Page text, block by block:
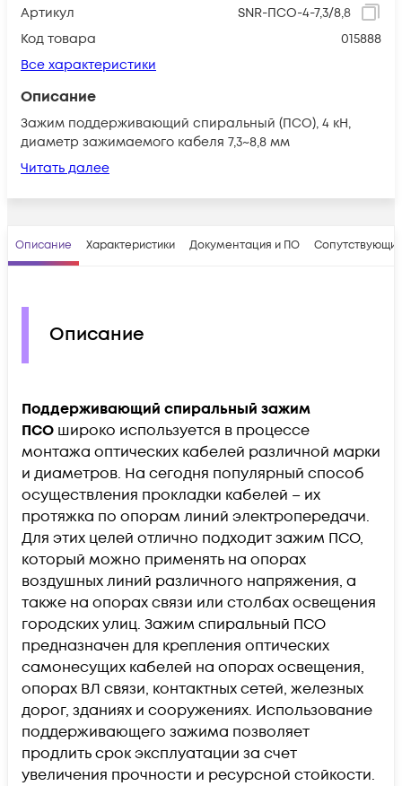
Артикул
SNR-ПСО-4-7,3/8,8
Код товара
015888
Все характеристики
Описание
Зажим поддерживающий спиральный (ПСО), 4 кН,
диаметр зажимаемого кабеля 7,3~8,8 мм
Читать далее
Описание Характеристики Документация и ПО
Описание
Поддерживающий спиральный зажим
ПСО широко используется в процессе
монтажа оптических кабелей различной марки
и диаметров. На сегодня популярный способ
осуществления прокладки кабелей – их
протяжка по опорам линий электропередачи.
Для этих целей отлично подходит зажим ПСО,
который можно применять на опорах
воздушных линий различного напряжения, а
также на опорах связи или столбах освещения
городских улиц. Зажим спиральный ПСО
предназначен для крепления оптических
самонесущих кабелей на опорах освещения,
опорах ВЛ связи, контактных сетей, железных
дорог, зданиях и сооружениях. Использование
поддерживающего зажима позволяет
продлить срок эксплуатации за счет
увеличения прочности и ресурсной стойкости.